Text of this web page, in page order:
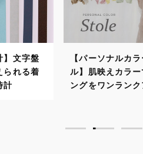
】文字盤
られる着
計
【パーソナルカ
ル】肌映えカラー
ングをワンランク